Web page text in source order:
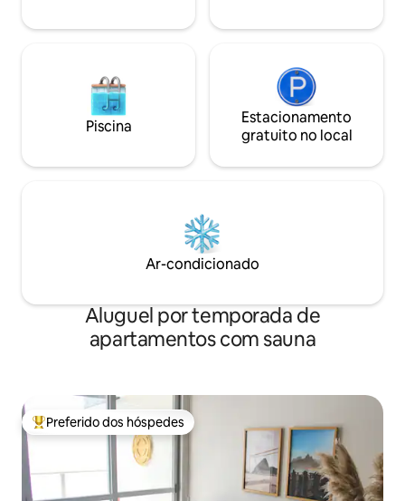
Piscina
Estacionamento
gratuito no local
Ar-condicionado
Aluguel por temporada de
apartamentos com sauna
Entre os melhores preferidos dos hóspedes
Preferido dos hóspedes